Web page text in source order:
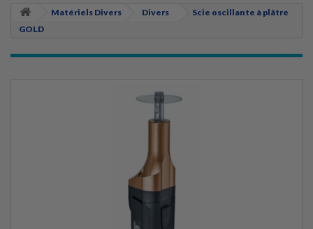
Matériels Divers Divers
Scie oscillante à plâtre
GOLD